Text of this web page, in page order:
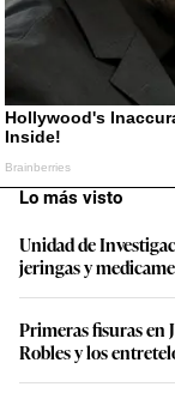
Lo más visto
Unidad de
jeringas y
Primeras fisuras en
Robles y los